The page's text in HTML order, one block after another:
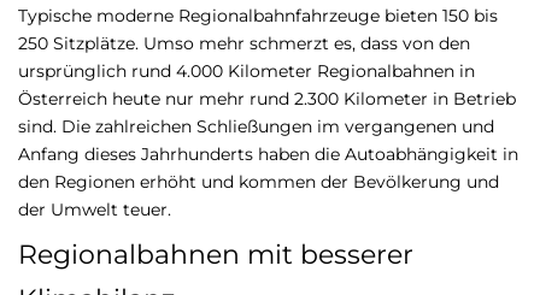
Typische moderne Regionalbahnfahrzeuge bieten 150 bis
250 Sitzplätze. Umso mehr schmerzt es, dass von den
ursprünglich rund 4.000 Kilometer Regionalbahnen in
Österreich heute nur mehr rund 2.300 Kilometer in Betrieb
sind. Die zahlreichen Schließungen im vergangenen und
Anfang dieses Jahrhunderts haben die Autoabhängigkeit in
den Regionen erhöht und kommen der Bevölkerung und
der Umwelt teuer.
Regionalbahnen mit besserer